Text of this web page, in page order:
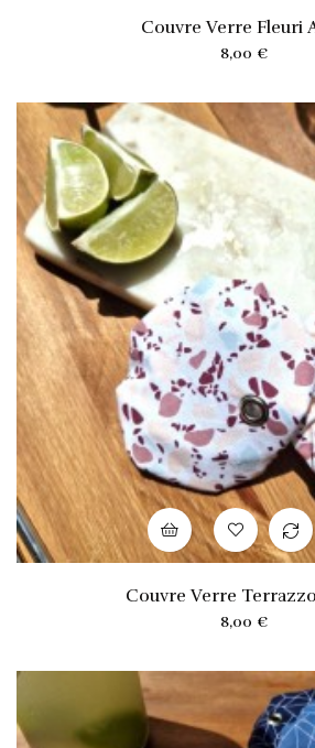
Couvre Verre Fleuri
Prix
8,00 €
Couvre Verre
Prix
8,00 €